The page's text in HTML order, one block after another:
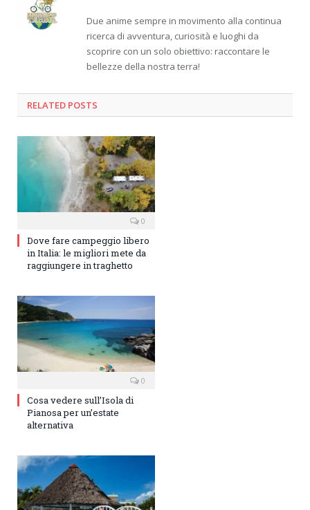
Due anime sempre in movimento alla continua
ricerca di avventura, curiosità e luoghi da
scoprire con un solo obiettivo: raccontare le
bellezze della nostra terra!
RELATED POSTS
0
Dove fare campeggio libero
in Italia: le migliori mete da
raggiungere in traghetto
0
Cosa vedere sull’Isola di
Pianosa per un’estate
alternativa